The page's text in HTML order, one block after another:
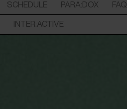
SCHEDULE PARA:DOX FAQ
INTER:ACTIVE